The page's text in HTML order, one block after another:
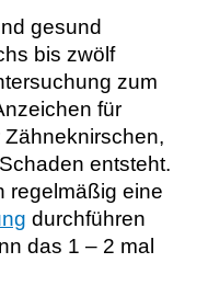
gesund
bis zwölf
zum
für
entsteht.
regelmäßig eine
durchführen
das 1 – 2 mal